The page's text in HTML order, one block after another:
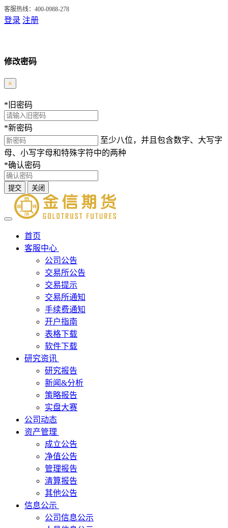
客服热线：400-0988-278
登录 注册
修改密码
×
* 旧密码
*新密码
至少八位，并且包含数字、大写字
母、小写字母和特殊字符中的两种
*确认密码
提交 关闭
首页
客服中心
公司公告
交易所公告
交易提示
交易所通知
手续费通知
开户指南
表格下载
软件下载
研究资讯
研究报告
新闻&分析
策略报告
实盘大赛
公司动态
资产管理
成立公告
净值公告
管理报告
清算报告
其他公告
信息公示
公司信息公示